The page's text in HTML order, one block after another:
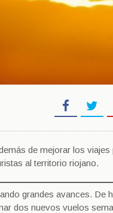
de mejorar los viajes
al territorio riojano.
grandes avances. De
dos nuevos vuelos